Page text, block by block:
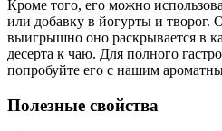
Кроме того, его можно
или добавку в йогурты и творог.
выигрышно оно раскрывается в
десерта к чаю. Для полного
попробуйте его с нашим
Полезные свойства